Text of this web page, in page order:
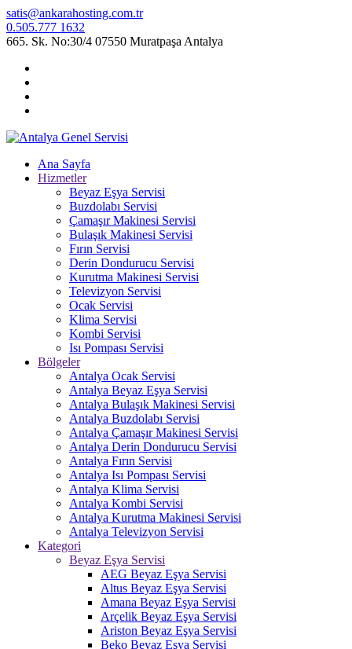
satis@ankarahosting.com.tr
0.505.777 1632
665. Sk. No:30/4 07550 Muratpaşa Antalya
Ana Sayfa
Hizmetler
Beyaz Eşya Servisi
Buzdolabı Servisi
Çamaşır Makinesi Servisi
Bulaşık Makinesi Servisi
Fırın Servisi
Derin Dondurucu Servisi
Kurutma Makinesi Servisi
Televizyon Servisi
Ocak Servisi
Klima Servisi
Kombi Servisi
Isı Pompası Servisi
Bölgeler
Antalya Ocak Servisi
Antalya Beyaz Eşya Servisi
Antalya Bulaşık Makinesi Servisi
Antalya Buzdolabı Servisi
Antalya Çamaşır Makinesi Servisi
Antalya Derin Dondurucu Servisi
Antalya Fırın Servisi
Antalya Isı Pompası Servisi
Antalya Klima Servisi
Antalya Kombi Servisi
Antalya Kurutma Makinesi Servisi
Antalya Televizyon Servisi
Kategori
Beyaz Eşya Servisi
AEG Beyaz Eşya Servisi
Altus Beyaz Eşya Servisi
Amana Beyaz Eşya Servisi
Arçelik Beyaz Eşya Servisi
Ariston Beyaz Eşya Servisi
Beko Beyaz Eşya Servisi